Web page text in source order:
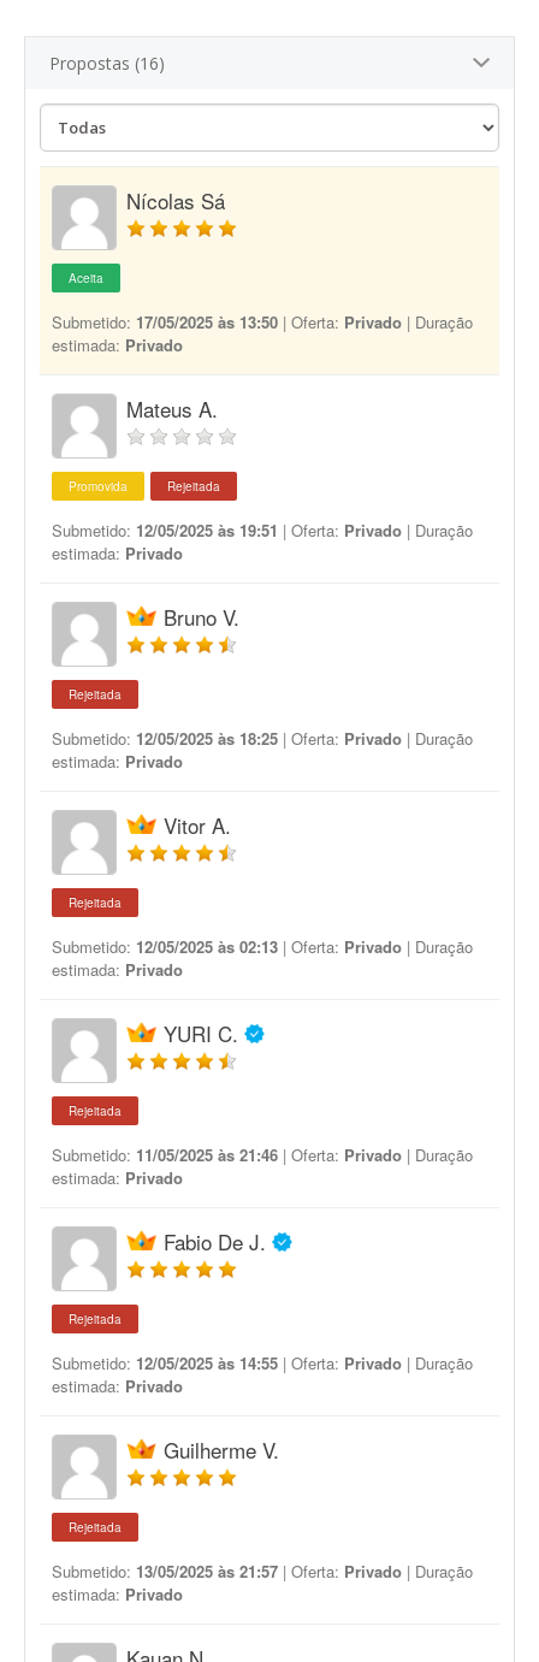
Propostas (16)
Nícolas Sá
Aceita
Submetido: 17/05/2025 às 13:50 | Oferta: Privado | Duração
estimada: Privado
Mateus A.
Promovida Rejeitada
Submetido: 12/05/2025 às 19:51 | Oferta: Privado | Duração
estimada: Privado
Bruno V.
Rejeitada
Submetido: 12/05/2025 às 18:25 | Oferta: Privado | Duração
estimada: Privado
Vitor A.
Rejeitada
Submetido: 12/05/2025 às 02:13 | Oferta: Privado | Duração
estimada: Privado
YURI C.
Rejeitada
Submetido: 11/05/2025 às 21:46 | Oferta: Privado | Duração
estimada: Privado
Fabio De J.
Rejeitada
Submetido: 12/05/2025 às 14:55 | Oferta: Privado | Duração
estimada: Privado
Guilherme V.
Rejeitada
Submetido: 13/05/2025 às 21:57 | Oferta: Privado | Duração
estimada: Privado